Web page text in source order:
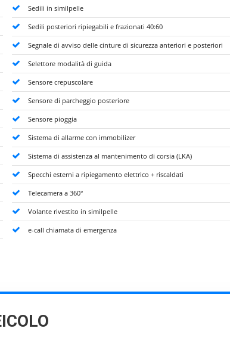
Sedili in similpelle
Sedili posteriori ripiegabili e frazionati 40:60
Segnale di avviso delle cinture di sicurezza anteriori e posteriori
Selettore modalità di guida
Sensore crepuscolare
Sensore di parcheggio posteriore
Sensore pioggia
Sistema di allarme con immobilizer
Sistema di assistenza al mantenimento di corsia (LKA)
Specchi esterni a ripiegamento elettrico + riscaldati
Telecamera a 360°
Volante rivestito in similpelle
e-call chiamata di emergenza